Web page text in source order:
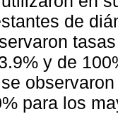
de
y de
para los